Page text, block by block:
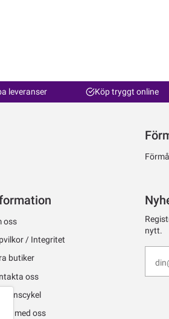
leveranser Köp tryggt online
oss
/ Integritet
butiker
oss
med oss
nytt.